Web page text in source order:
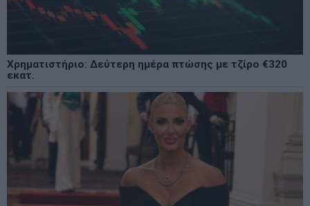
Χρηματιστήριο: Δεύτερη ημέρα πτώσης με τζίρο €320
εκατ.